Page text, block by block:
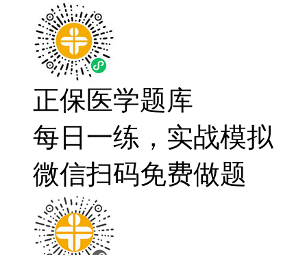
正保医学题库
每日一练，实战模拟
微信扫码免费做题